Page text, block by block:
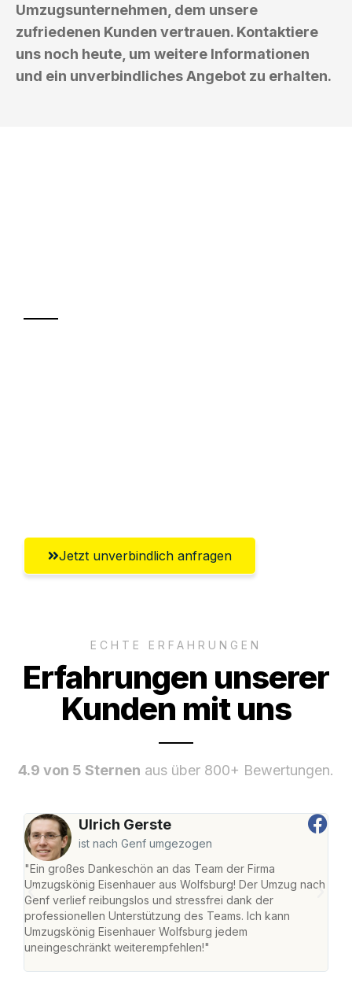
Umzugsunternehmen, dem unsere
zufriedenen Kunden vertrauen. Kontaktiere
uns noch heute, um weitere Informationen
und ein unverbindliches Angebot zu erhalten.
Jetzt unverbindlich anfragen
ECHTE ERFAHRUNGEN
Erfahrungen unserer
Kunden mit uns
4.9 von 5 Sternen aus über 800+ Bewertungen.
Ulrich Gerste
ist nach Genf umgezogen
"Ein großes Dankeschön an das Team der Firma
Umzugskönig Eisenhauer aus Wolfsburg! Der Umzug nach
Genf verlief reibungslos und stressfrei dank der
professionellen Unterstützung des Teams. Ich kann
Umzugskönig Eisenhauer Wolfsburg jedem
uneingeschränkt weiterempfehlen!"